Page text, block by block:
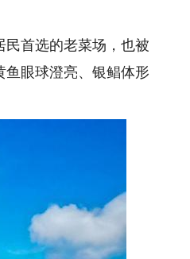
首选的老菜场，也被
眼球澄亮、银鲳体形